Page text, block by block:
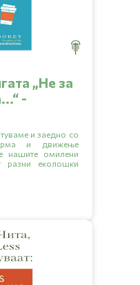
„Hе за
-
и заедно со
и движење
нашите омилени
разни еколошки